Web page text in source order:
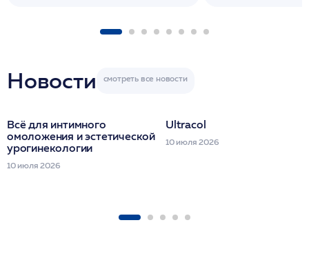
Новости
Всё для интимного
омоложения и эстетической
урогинекологии
10 июля 2026
Ultracol
10 июля 2026